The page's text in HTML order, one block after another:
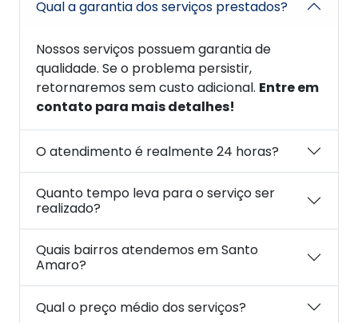
Qual a garantia dos serviços prestados?
Nossos serviços possuem garantia de
qualidade. Se o problema persistir,
retornaremos sem custo adicional. Entre em
contato para mais detalhes!
O atendimento é realmente 24 horas?
Quanto tempo leva para o serviço ser
realizado?
Quais bairros atendemos em Santo
Amaro?
Qual o preço médio dos serviços?